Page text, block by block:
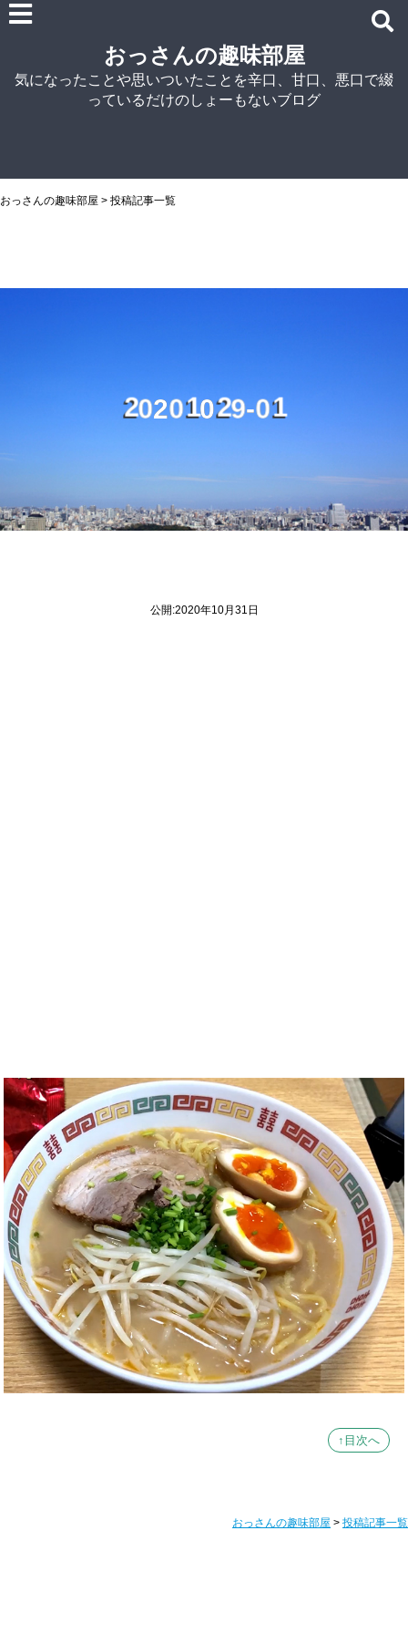
車関連の記事
パソコン関連
自宅でラーメン
NISSIN
おっさんの趣味部屋
気になったことや思いついたことを辛口、甘口、悪口で綴
っているだけのしょーもないブログ
おっさんの趣味部屋 > 投稿記事一覧
20201029-01
公開:2020年10月31日
↑目次へ
おっさんの趣味部屋 > 投稿記事一覧